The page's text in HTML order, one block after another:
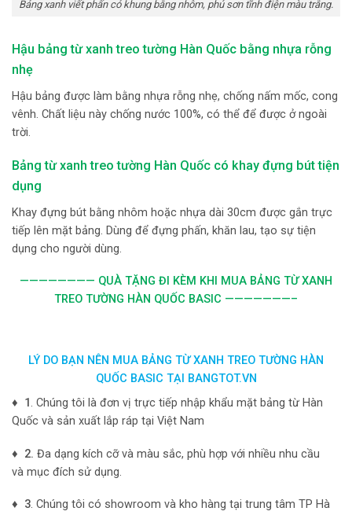
Bảng xanh viết phấn có khung bằng nhôm, phủ sơn tĩnh điện màu trắng.
Hậu bảng từ xanh treo tường Hàn Quốc bằng nhựa rỗng
nhẹ
Hậu bảng được làm bằng nhựa rỗng nhẹ, chống nấm mốc, cong
vênh. Chất liệu này chống nước 100%, có thể để được ở ngoài
trời.
Bảng từ xanh treo tường Hàn Quốc có khay đựng bút tiện
dụng
Khay đựng bút bằng nhôm hoặc nhựa dài 30cm được gắn trực
tiếp lên mặt bảng. Dùng để đựng phấn, khăn lau, tạo sự tiện
dụng cho người dùng.
———————— QUÀ TẶNG ĐI KÈM KHI MUA BẢNG TỪ XANH
TREO TƯỜNG HÀN QUỐC BASIC ———————–
LÝ DO BẠN NÊN MUA BẢNG TỪ XANH TREO TƯỜNG HÀN
QUỐC BASIC TẠI BANGTOT.VN
♦ 1 . Chúng tôi là đơn vị trực tiếp nhập khẩu mặt bảng từ Hàn
Quốc và sản xuất lắp ráp tại Việt Nam
♦ 2. Đa dạng kích cỡ và màu sắc, phù hợp với nhiều nhu cầu
và mục đích sử dụng.
♦ 3. Chúng tôi có showroom và kho hàng tại trung tâm TP Hà